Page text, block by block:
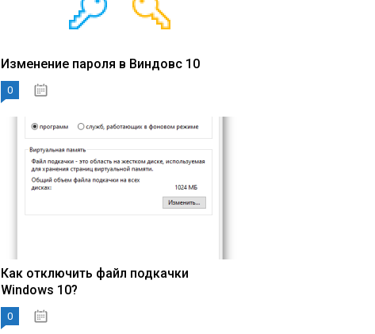
Изменение пароля в Виндовс 10
0
Как отключить файл подкачки
Windows 10?
0